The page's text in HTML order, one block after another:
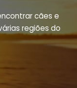
cães e
regiões do